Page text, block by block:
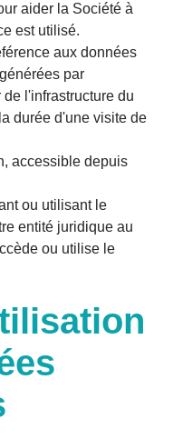
aider la Société à
est utilisé.
aux données
par
l'infrastructure du
durée d'une visite de
accessible depuis
ou utilisant le
entité juridique au
ou utilise le